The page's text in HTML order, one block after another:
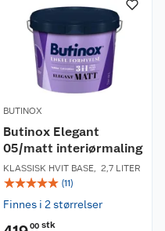
BUTINOX
Butinox Elegant
05/matt interiørmaling
KLASSISK HVIT BASE, 2,7 LITER
☆☆☆☆☆ (11)
Finnes i 2 størrelser
00 stk